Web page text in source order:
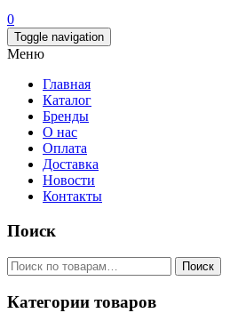
0
Toggle navigation
Меню
Главная
Каталог
Бренды
О нас
Оплата
Доставка
Новости
Контакты
Поиск
Искать: Поиск
Категории товаров